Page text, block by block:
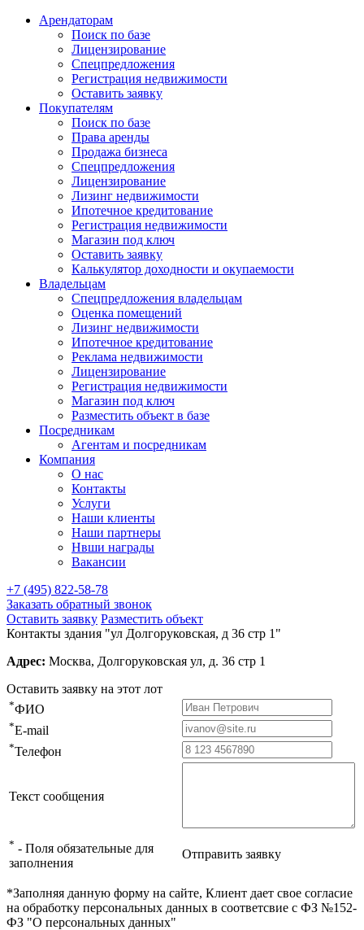
Арендаторам
Поиск по базе
Лицензирование
Спецпредложения
Регистрация недвижимости
Оставить заявку
Покупателям
Поиск по базе
Права аренды
Продажа бизнеса
Спецпредложения
Лицензирование
Лизинг недвижимости
Ипотечное кредитование
Регистрация недвижимости
Магазин под ключ
Оставить заявку
Калькулятор доходности и окупаемости
Владельцам
Спецпредложения владельцам
Оценка помещений
Лизинг недвижимости
Ипотечное кредитование
Реклама недвижимости
Лицензирование
Регистрация недвижимости
Магазин под ключ
Разместить объект в базе
Посредникам
Агентам и посредникам
Компания
О нас
Контакты
Услуги
Наши клиенты
Наши партнеры
Нвши награды
Вакансии
+7 (495) 822-58-78
Заказать обратный звонок
Оставить заявку Разместить объект
Контакты здания "ул Долгоруковская, д 36 стр 1"
Адрес: Москва, Долгоруковская ул, д. 36 стр 1
Оставить заявку на этот лот
*ФИО
*E-mail
*Телефон
Текст сообщения
* - Поля обязательные для
заполнения
Отправить заявку
*Заполняя данную форму на сайте, Клиент дает свое согласие
на обработку персональных данных в соответсвие с ФЗ №152-
ФЗ "О персональных данных"